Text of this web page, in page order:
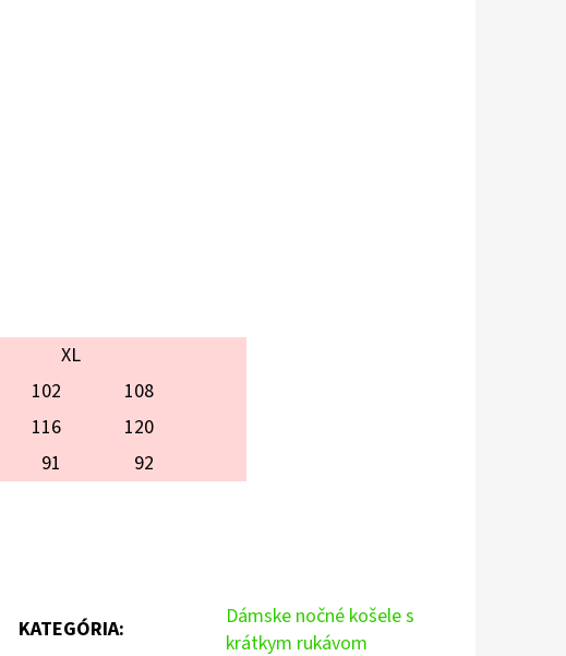
XL
102
108
116
120
91 92
KATEGÓRIA:
Dámske nočné košele s
krátkym rukávom